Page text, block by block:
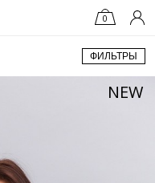
0
ФИЛЬТРЫ
NEW